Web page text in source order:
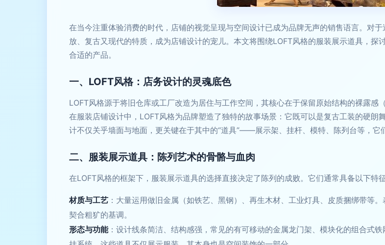
在当今注重体验消费的时代，店铺的视觉呈现与空间设计已成为品牌无声的销售语言。对
放、复古又现代的特质，成为店铺设计的宠儿。本文将围绕LOFT风格的服装展示道具，
合适的产品。
一、LOFT风格：店务设计的灵魂底色
LOFT风格源于将旧仓库或工厂改造为居住与工作空间，其核心在于保留原始结构的裸露感
在服装店铺设计中，LOFT风格为品牌塑造了独特的故事场景：它既可以是复古工装的硬
计不仅关乎墙面与地面，更关键在于其中的“道具”——展示架、挂杆、模特、陈列台等，它
二、服装展示道具：陈列艺术的骨骼与血肉
在LOFT风格的框架下，服装展示道具的选择直接决定了陈列的成败。它们通常具备以下特征
材质与工艺 ：大量运用做旧金属（如铁艺、黑钢）、再生木材、工业灯具、皮质捆绑带等
契合粗犷的基调。
形态与功能：设计线条简洁、结构感强，常见的有可移动的金属龙门架、模块化的组合式